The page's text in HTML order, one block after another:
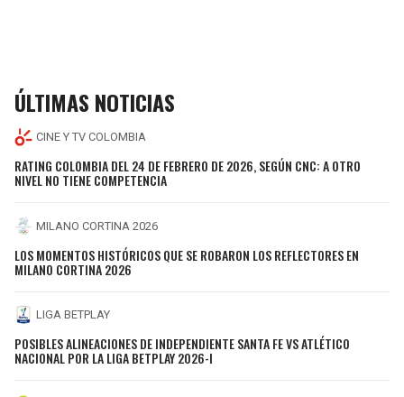
ÚLTIMAS NOTICIAS
CINE Y TV COLOMBIA
RATING COLOMBIA DEL 24 DE FEBRERO DE 2026, SEGÚN CNC: A OTRO
NIVEL NO TIENE COMPETENCIA
MILANO CORTINA 2026
LOS MOMENTOS HISTÓRICOS QUE SE ROBARON LOS REFLECTORES EN
MILANO CORTINA 2026
LIGA BETPLAY
POSIBLES ALINEACIONES DE INDEPENDIENTE SANTA FE VS ATLÉTICO
NACIONAL POR LA LIGA BETPLAY 2026-I